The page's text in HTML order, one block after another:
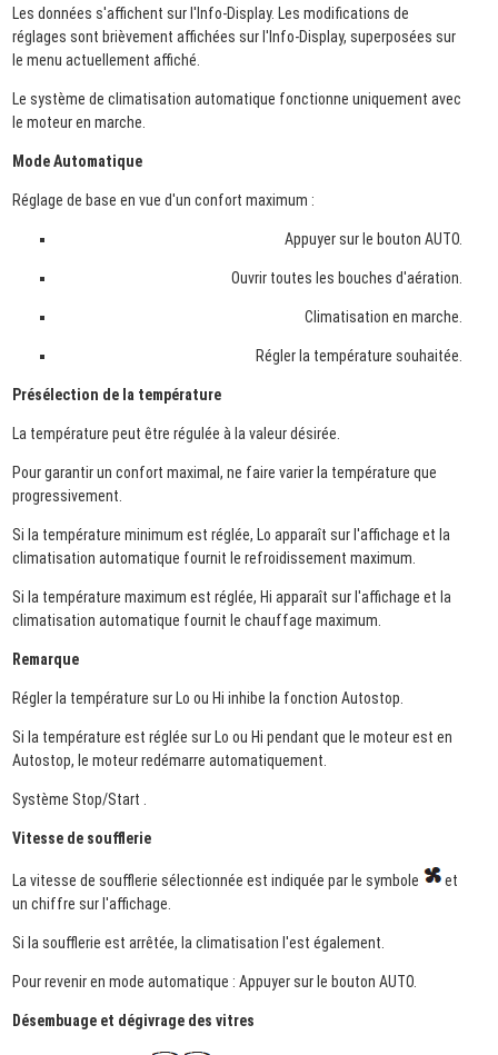
Les données s'affichent sur l'Info-Display. Les modifications de
réglages sont brièvement affichées sur l'Info-Display, superposées sur
le menu actuellement affiché.
Le système de climatisation automatique fonctionne uniquement avec
le moteur en marche.
Mode Automatique
Réglage de base en vue d'un confort maximum :
Appuyer sur le bouton AUTO.
Ouvrir toutes les bouches d'aération.
Climatisation en marche.
Régler la température souhaitée.
Présélection de la température
La température peut être régulée à la valeur désirée.
Pour garantir un confort maximal, ne faire varier la température que
progressivement.
Si la température minimum est réglée, Lo apparaît sur l'affichage et la
climatisation automatique fournit le refroidissement maximum.
Si la température maximum est réglée, Hi apparaît sur l'affichage et la
climatisation automatique fournit le chauffage maximum.
Remarque
Régler la température sur Lo ou Hi inhibe la fonction Autostop.
Si la température est réglée sur Lo ou Hi pendant que le moteur est en
Autostop, le moteur redémarre automatiquement.
Système Stop/Start .
Vitesse de soufflerie
La vitesse de soufflerie sélectionnée est indiquée par le symbole
et
un chiffre sur l'affichage.
Si la soufflerie est arrêtée, la climatisation l'est également.
Pour revenir en mode automatique : Appuyer sur le bouton AUTO.
Désembuage et dégivrage des vitres